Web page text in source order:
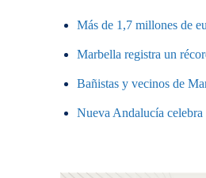
Más de 1,7 millones de
Marbella registra un
Bañistas y vecinos de
Nueva Andalucía